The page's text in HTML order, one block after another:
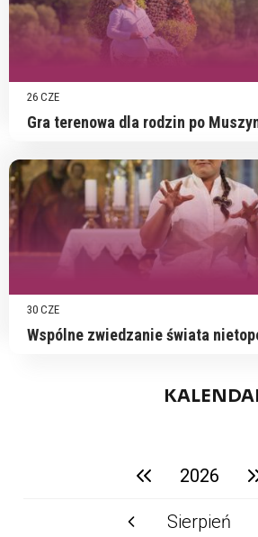
26 CZE
Gra terenowa dla rodzin po
30 CZE
Wspólne zwiedzanie świata
poprzedni rok
2026
poprzedni miesiąc
Sierpień